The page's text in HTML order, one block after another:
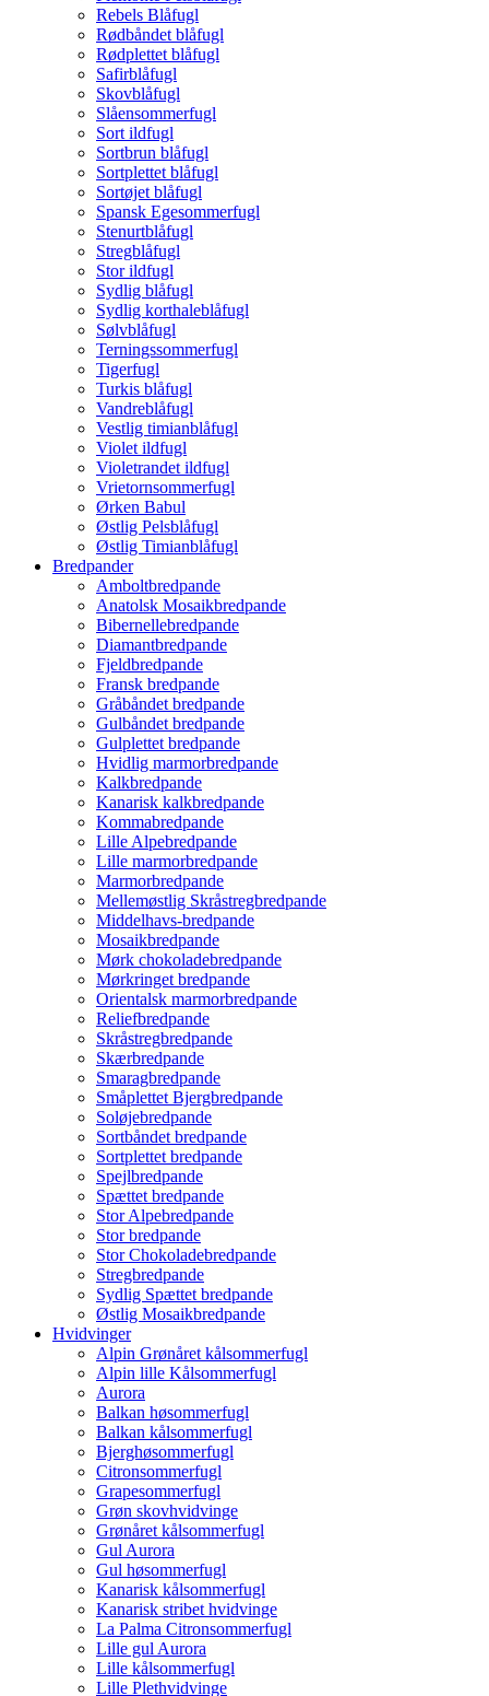
Rebels Blåfugl
Rødbåndet blåfugl
Rødplettet blåfugl
Safirblåfugl
Skovblåfugl
Slåensommerfugl
Sort ildfugl
Sortbrun blåfugl
Sortplettet blåfugl
Sortøjet blåfugl
Spansk Egesommerfugl
Stenurtblåfugl
Stregblåfugl
Stor ildfugl
Sydlig blåfugl
Sydlig korthaleblåfugl
Sølvblåfugl
Terningssommerfugl
Tigerfugl
Turkis blåfugl
Vandreblåfugl
Vestlig timianblåfugl
Violet ildfugl
Violetrandet ildfugl
Vrietornsommerfugl
Ørken Babul
Østlig Pelsblåfugl
Østlig Timianblåfugl
Bredpander
Amboltbredpande
Anatolsk Mosaikbredpande
Bibernellebredpande
Diamantbredpande
Fjeldbredpande
Fransk bredpande
Gråbåndet bredpande
Gulbåndet bredpande
Gulplettet bredpande
Hvidlig marmorbredpande
Kalkbredpande
Kanarisk kalkbredpande
Kommabredpande
Lille Alpebredpande
Lille marmorbredpande
Marmorbredpande
Mellemøstlig Skråstregbredpande
Middelhavs-bredpande
Mosaikbredpande
Mørk chokoladebredpande
Mørkringet bredpande
Orientalsk marmorbredpande
Reliefbredpande
Skråstregbredpande
Skærbredpande
Smaragbredpande
Småplettet Bjergbredpande
Soløjebredpande
Sortbåndet bredpande
Sortplettet bredpande
Spejlbredpande
Spættet bredpande
Stor Alpebredpande
Stor bredpande
Stor Chokoladebredpande
Stregbredpande
Sydlig Spættet bredpande
Østlig Mosaikbredpande
Hvidvinger
Alpin Grønåret kålsommerfugl
Alpin lille Kålsommerfugl
Aurora
Balkan høsommerfugl
Balkan kålsommerfugl
Bjerghøsommerfugl
Citronsommerfugl
Grapesommerfugl
Grøn skovhvidvinge
Grønåret kålsommerfugl
Gul Aurora
Gul høsommerfugl
Kanarisk kålsommerfugl
Kanarisk stribet hvidvinge
La Palma Citronsommerfugl
Lille gul Aurora
Lille kålsommerfugl
Lille Plethvidvinge